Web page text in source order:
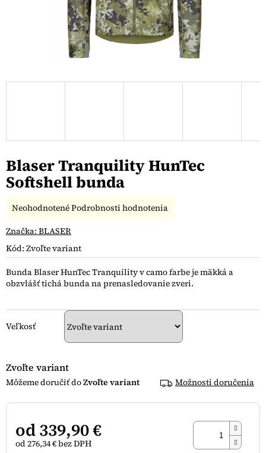
Blaser Tranquility HunTec
Softshell bunda
Kód: Zvoľte variant
Veľkosť
Zvoľte variant
Zvoľte variant Možnosti doručenia
od339,90 €
od 276,34 €bez DPH
Bunda Blaser HunTec Tranquility v camo farbe je mäkká a
obzvlášť tichá bunda na prenasledovanie zveri.
Priemerné
produktu
0,0
5
hviezdičiek.
NeohodnotenéPodrobnosti hodnotenia
Značka: BLASER